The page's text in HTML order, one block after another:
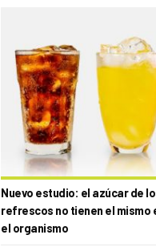
Nuevo estudio: el azúcar de
refrescos no tienen el mismo
el organismo